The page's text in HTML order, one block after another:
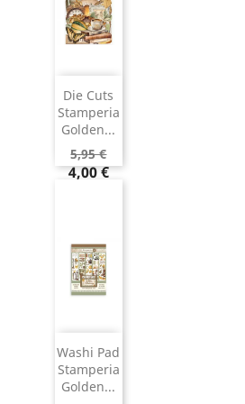
Die Cuts
Stamperia
Golden...
5,95 €
4,00 €
Washi Pad
Stamperia
Golden...